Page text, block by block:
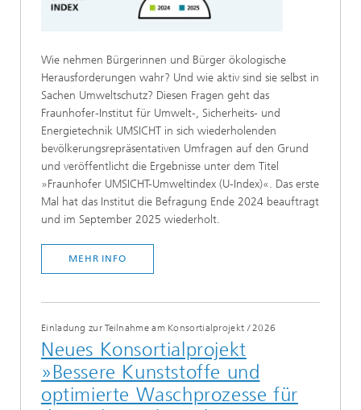
Wie nehmen Bürgerinnen und Bürger ökologische
Herausforderungen wahr? Und wie aktiv sind sie selbst in
Sachen Umweltschutz? Diesen Fragen geht das
Fraunhofer-Institut für Umwelt-, Sicherheits- und
Energietechnik UMSICHT in sich wiederholenden
bevölkerungsrepräsentativen Umfragen auf den Grund
und veröffentlicht die Ergebnisse unter dem Titel
»Fraunhofer UMSICHT-Umweltindex (U-Index)«. Das erste
Mal hat das Institut die Befragung Ende 2024 beauftragt
und im September 2025 wiederholt.
MEHR INFO
Einladung zur Teilnahme am Konsortialprojekt /2026
Neues Konsortialprojekt
»Bessere Kunststoffe und
optimierte Waschprozesse für